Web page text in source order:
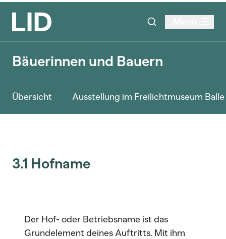
Bäuerinnen und Bauern
Übersicht Ausstellung im Freilichtmuseum
3.1 Hofname
Der Hof- oder Betriebsname ist das
Grundelement deines Auftritts. Mit ihm